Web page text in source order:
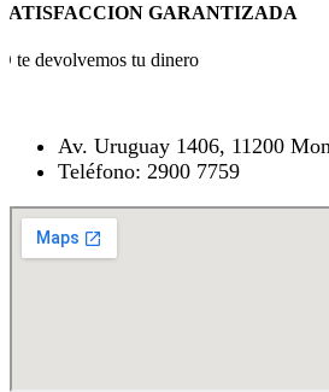
GARANTIZADA
te devolvemos tu dinero
Av. Uruguay 1406, 11200
Teléfono: 2900 7759